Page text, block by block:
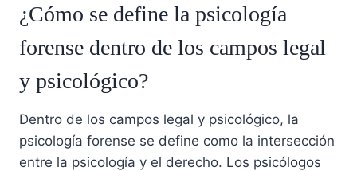
¿Cómo se define la psicología
forense dentro de los campos legal
y psicológico?
Dentro de los campos legal y psicológico, la
psicología forense se define como la intersección
entre la psicología y el derecho. Los psicólogos